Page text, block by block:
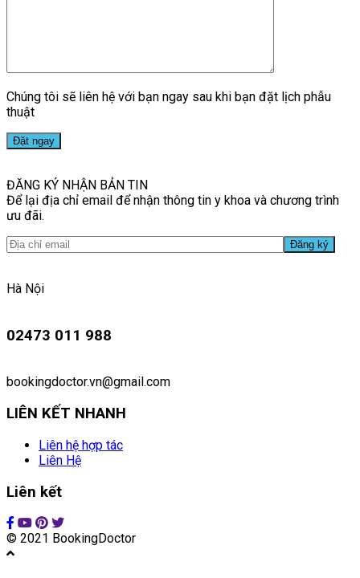
Chúng tôi sẽ liên hệ với bạn ngay sau khi bạn đặt lịch phẫu
thuật
ĐĂNG KÝ NHẬN BẢN TIN
Để lại địa chỉ email để nhận thông tin y khoa và chương trình
ưu đãi.
Hà Nội
02473 011 988
bookingdoctor.vn@gmail.com
LIÊN KẾT NHANH
Liên hệ hợp tác
Liên Hệ
Liên kết
© 2021 BookingDoctor